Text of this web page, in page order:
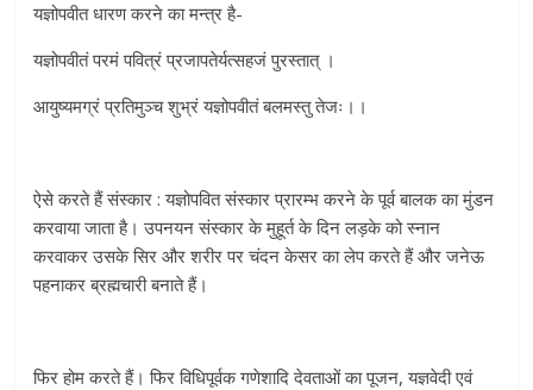
यज्ञोपवीत धारण करने का मन्त्र है-
यज्ञोपवीतं परमं पवित्रं प्रजापतेर्यत्सहजं पुरस्तात् ।
आयुष्यमग्रं प्रतिमुञ्च शुभ्रं यज्ञोपवीतं बलमस्तु तेजः।।
ऐसे करते हैं संस्कार : यज्ञोपवित संस्कार प्रारम्भ करने के पूर्व बालक का मुंडन
करवाया जाता है। उपनयन संस्कार के मुहूर्त के दिन लड़के को स्नान
करवाकर उसके सिर और शरीर पर चंदन केसर का लेप करते हैं और जनेऊ
पहनाकर ब्रह्मचारी बनाते हैं।
फिर होम करते हैं। फिर विधिपूर्वक गणेशादि देवताओं का पूजन, यज्ञवेदी एवं